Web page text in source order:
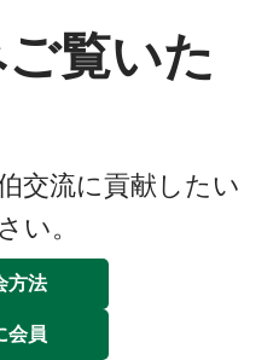
覧いた
交流に貢献したい
い。
方法
会員